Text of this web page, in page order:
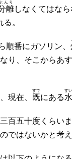
離
んり
しなくてはな
。
順番にガソリン、
り、そこからあ
現在、 既
すで
にある
す
百五十度くらい
ではないかと考え